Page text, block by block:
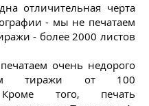
отличительная черта
- мы не печатаем
- более 2000 листов
очень недорого
тиражи от 100
того, печать